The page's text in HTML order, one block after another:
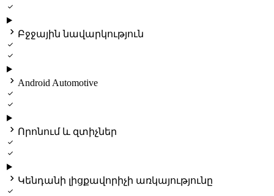

 Բջջային նավարկություն


 Android Automotive


 Որոնում և զտիչներ


 Կենդանի լիցքավորիչի առկայությունը
